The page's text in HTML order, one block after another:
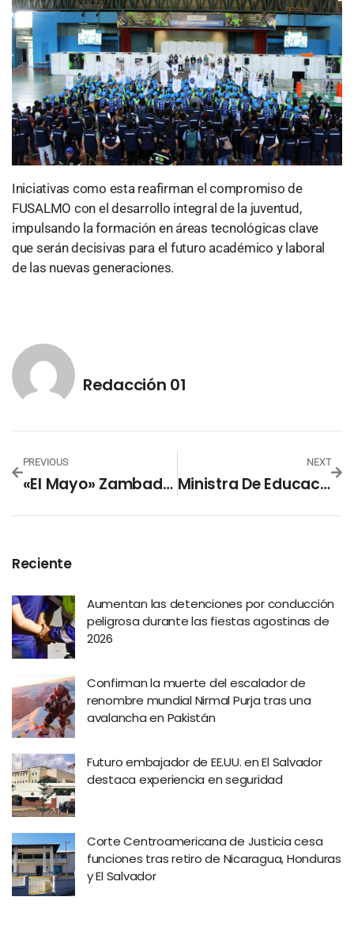
Iniciativas como esta reafirman el compromiso de
FUSALMO con el desarrollo integral de la juventud,
impulsando la formación en áreas tecnológicas clave
que serán decisivas para el futuro académico y laboral
de las nuevas generaciones.
Redacción 01
PREVIOUS
«El Mayo» Zambada Se Declarará Culpable En EE.UU. Para Evitar Juicio»
NEXT
Ministra De Educación Emite Nuevas Disposiciones Para Fortalecer Disciplina En Centros Escolares
Reciente
Aumentan las detenciones por conducción
peligrosa durante las fiestas agostinas de
2026
Confirman la muerte del escalador de
renombre mundial Nirmal Purja tras una
avalancha en Pakistán
Futuro embajador de EE.UU. en El Salvador
destaca experiencia en seguridad
Corte Centroamericana de Justicia cesa
funciones tras retiro de Nicaragua, Honduras
y El Salvador